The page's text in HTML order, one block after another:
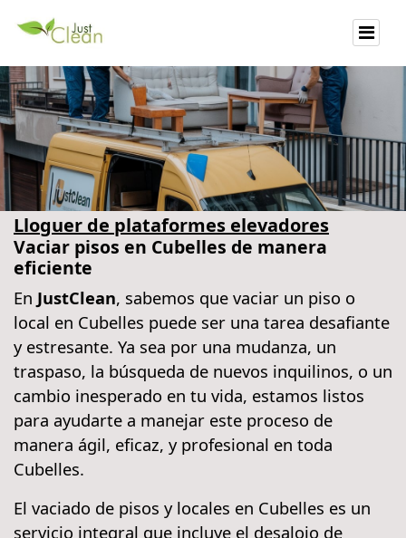
Lloguer de plataformes elevadores
Vaciar pisos en Cubelles de manera
eficiente
En JustClean, sabemos que vaciar un piso o
local en Cubelles puede ser una tarea desafiante
y estresante. Ya sea por una mudanza, un
traspaso, la búsqueda de nuevos inquilinos, o un
cambio inesperado en tu vida, estamos listos
para ayudarte a manejar este proceso de
manera ágil, eficaz, y profesional en toda
Cubelles.
El vaciado de pisos y locales en Cubelles es un
servicio integral que incluye el desalojo de